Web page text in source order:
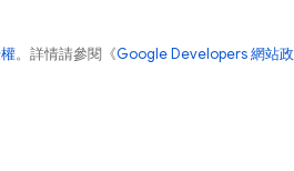
。詳情請參閱《Google Developers 網站政